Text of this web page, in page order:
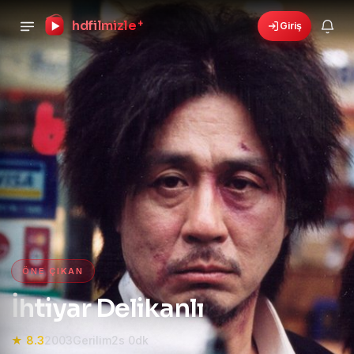
hdfilmizle + Giriş
🎁 6 yeni fırsat! Bonusları gör›
HD Film izle — HD Film İzle,
ÖNE ÇIKAN
İhtiyar Delikanlı
★ 8.32003 Gerilim2s 0dk